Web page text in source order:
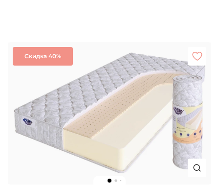
Скидка 40%